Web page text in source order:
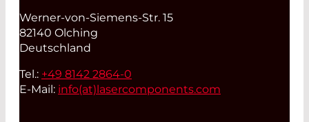
Werner-von-Siemens-Str. 15
82140 Olching
Deutschland
Tel.: +49 8142 2864-0
E-Mail: info(at)lasercomponents.com